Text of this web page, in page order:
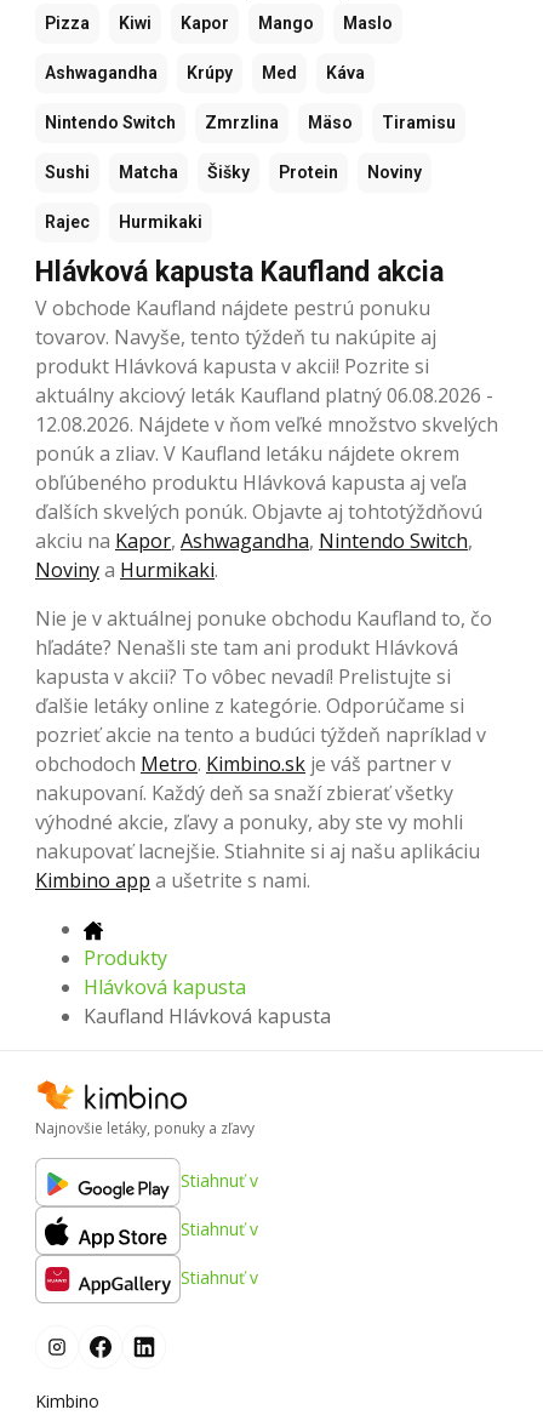
Pizza Kiwi Kapor Mango Maslo
Ashwagandha Krúpy Med Káva
Nintendo Switch Zmrzlina Mäso Tiramisu
Sushi Matcha Šišky Protein Noviny
Rajec Hurmikaki
Hlávková kapusta Kaufland akcia
V obchode Kaufland nájdete pestrú ponuku
tovarov. Navyše, tento týždeň tu nakúpite aj
produkt Hlávková kapusta v akcii! Pozrite si
aktuálny akciový leták Kaufland platný 06.08.2026 -
12.08.2026. Nájdete v ňom veľké množstvo skvelých
ponúk a zliav. V Kaufland letáku nájdete okrem
obľúbeného produktu Hlávková kapusta aj veľa
ďalších skvelých ponúk. Objavte aj tohtotýždňovú
akciu na Kapor, Ashwagandha, Nintendo Switch,
Novinya Hurmikaki.
Nie je v aktuálnej ponuke obchodu Kaufland to, čo
hľadáte? Nenašli ste tam ani produkt Hlávková
kapusta v akcii? To vôbec nevadí! Prelistujte si
ďalšie letáky online z kategórie. Odporúčame si
pozrieť akcie na tento a budúci týždeň napríklad v
obchodoch Metro. Kimbino.sk je váš partner v
nakupovaní. Každý deň sa snaží zbierať všetky
výhodné akcie, zľavy a ponuky, aby ste vy mohli
nakupovať lacnejšie. Stiahnite si aj našu aplikáciu
Kimbino app a ušetrite s nami.
Produkty
Hlávková kapusta
Kaufland Hlávková kapusta
Najnovšie letáky, ponuky a zľavy
Stiahnuť v
Stiahnuť v
Stiahnuť v
Kimbino